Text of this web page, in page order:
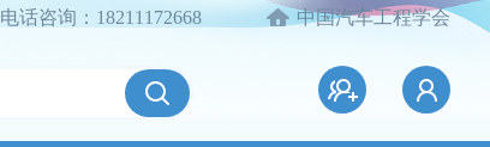
电话咨询：18211172668 中国汽车工程学会